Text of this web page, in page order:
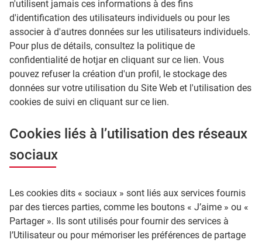
n'utilisent jamais ces informations à des fins
d'identification des utilisateurs individuels ou pour les
associer à d'autres données sur les utilisateurs individuels.
Pour plus de détails, consultez la politique de
confidentialité de hotjar en cliquant sur ce lien. Vous
pouvez refuser la création d'un profil, le stockage des
données sur votre utilisation du Site Web et l'utilisation des
cookies de suivi en cliquant sur ce lien.
Cookies liés à l’utilisation des réseaux
sociaux
Les cookies dits « sociaux » sont liés aux services fournis
par des tierces parties, comme les boutons « J’aime » ou «
Partager ». Ils sont utilisés pour fournir des services à
l’Utilisateur ou pour mémoriser les préférences de partage